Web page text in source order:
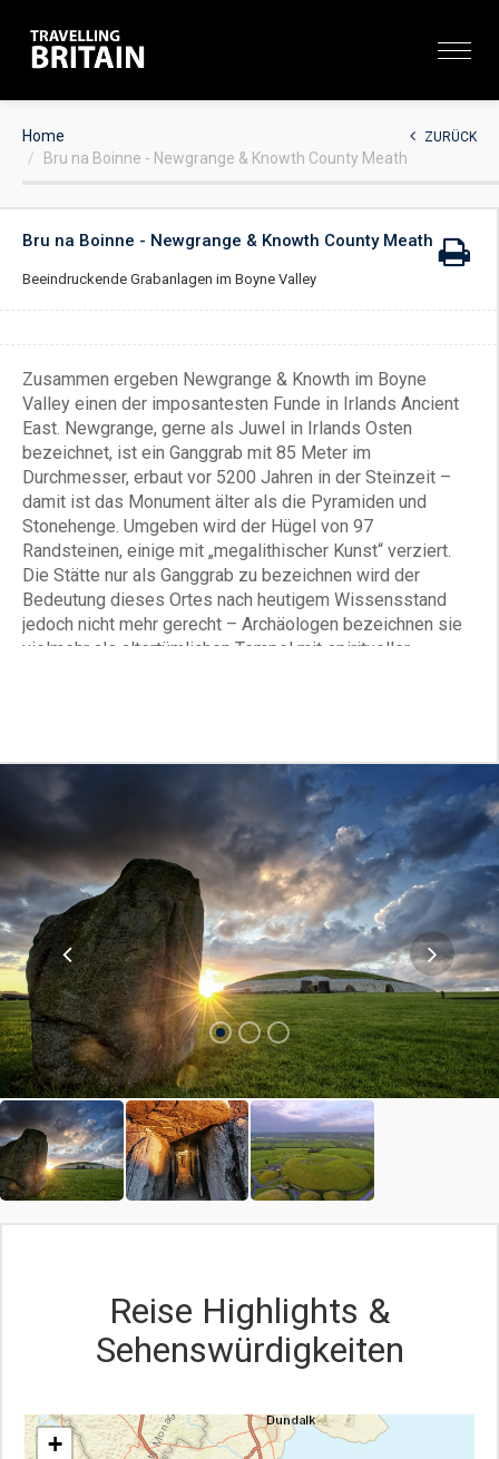
Home
Bru na Boinne - Newgrange & Knowth County Meath
ZURÜCK
Bru na Boinne - Newgrange & Knowth County Meath
Beeindruckende Grabanlagen im Boyne Valley
Zusammen ergeben Newgrange & Knowth im Boyne
Valley einen der imposantesten Funde in Irlands Ancient
East. Newgrange, gerne als Juwel in Irlands Osten
bezeichnet, ist ein Ganggrab mit 85 Meter im
Durchmesser, erbaut vor 5200 Jahren in der Steinzeit –
damit ist das Monument älter als die Pyramiden und
Stonehenge. Umgeben wird der Hügel von 97
Randsteinen, einige mit „megalithischer Kunst“ verziert.
Die Stätte nur als Ganggrab zu bezeichnen wird der
Bedeutung dieses Ortes nach heutigem Wissensstand
jedoch nicht mehr gerecht – Archäologen bezeichnen sie
vielmehr als altertümlichen Tempel mit spiritueller,
Ganggrab hineinscheinen und erleuchtet die komplette
Kammer auf dramatische Weise. Der Zugang zu dem
Ganggrab erhalten Sie durch das Bru na Boinne
Besucherzentrum, in dem Sie auch gleich mehr über
dieses atemberaubende Monument erfahren können.
Neben Newgrange befinden sich auch die Knowth und
Dowth-Monumente im Boyne Tal, sowie weitere 35
kleinere Hügel. Knowth ist mit 5000 Jahren nur
geringfügig jünger als Newgrange und weist neben dem
großen Ganggrab weitere 18 kleine Hügel und eine
beeindruckende Anzahl von 127 Randsteinen auf, viele
kunstvoll verziert – ein Drittel der gesamten Funde in
Westeuropa. Heritage Ireland Site - freier Eintritt mit der
Ireland Heritage Card
Reise Highlights &
Sehenswürdigkeiten
+